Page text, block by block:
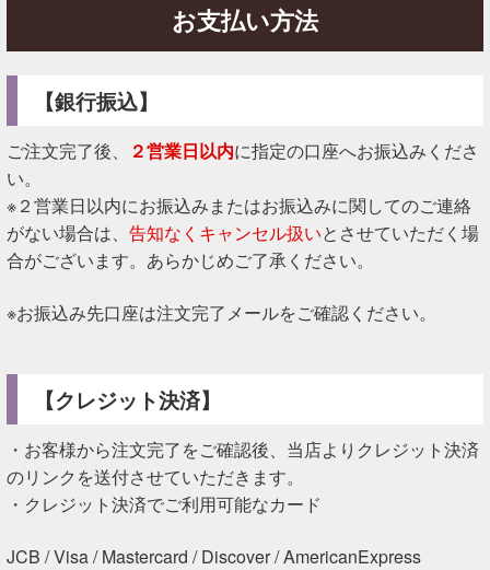
お支払い方法
【銀行振込】
ご注文完了後、 ２営業日以内に指定の口座へお振込みくださ
い。
※２営業日以内にお振込みまたはお振込みに関してのご連絡
がない場合は、 告知なくキャンセル扱いとさせていただく場
合がございます。あらかじめご了承ください。
※お振込み先口座は注文完了メールをご確認ください。
【クレジット決済】
・お客様から注文完了をご確認後、当店よりクレジット決済
のリンクを送付させていただきます。
・クレジット決済でご利用可能なカード
JCB / Visa / Mastercard / Discover / AmericanExpress